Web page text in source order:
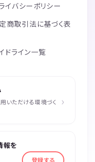
イバシーポリシー
商取引法に基づく表
ドライン一覧
いただける環境づく
›
報を
登録する